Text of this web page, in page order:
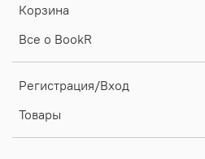
Корзина
Все о BookR
Регистрация/Вход
Товары